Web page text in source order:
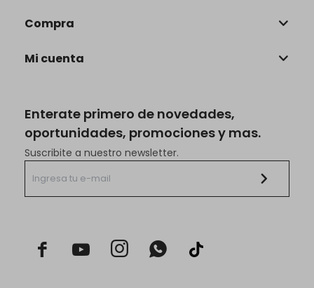
Enterate primero de novedades,
oportunidades, promociones y mas.
Suscribite a nuestro newsletter.
  
Compra
Mi cuenta